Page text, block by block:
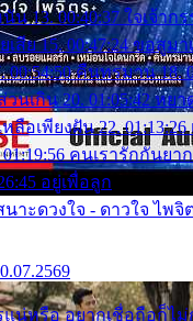
น 13. 00:40:37 ใจเจ้าก
สีย 15. 00:47:24 ขอสูมา
00:54:50 คืนทรมาน 18.
ส่วนเกิน 20. 01:05:42 ห
หลือเพียงฝัน 22. 01:13:26
คนเรารักกันยาก
อยู่เพื่อลูก
นาะดวงใจ - ดาวใจ ไพจิ
แน่หรือ อยากเชื่อถือก็ไ